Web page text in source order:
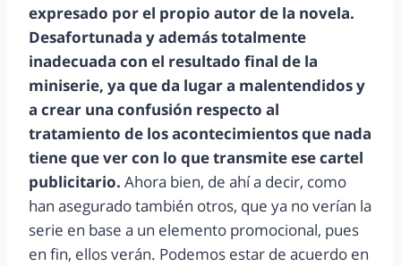
expresado por el propio autor de la novela.
Desafortunada y además totalmente
inadecuada con el resultado final de la
miniserie, ya que da lugar a malentendidos y
a crear una confusión respecto al
tratamiento de los acontecimientos que nada
tiene que ver con lo que transmite ese cartel
publicitario. Ahora bien, de ahí a decir, como
han asegurado también otros, que ya no verían la
serie en base a un elemento promocional, pues
en fin, ellos verán. Podemos estar de acuerdo en